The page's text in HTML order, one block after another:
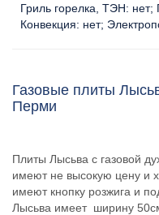
Гриль горелка, ТЭН: нет
Конвекция: нет
Газовые плиты
Перми
Плиты Лысьва с газовой
имеют не высокую цену и
имеют кнопку розжига и
Лысьва имеет ширину